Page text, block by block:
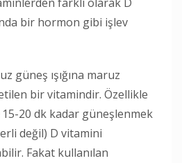
bir hormon gibi işlev
güneş ışığına maruz
bir vitamindir. Özellikle
20 dk kadar güneşlenmek
değil) D vitamini
Fakat kullanılan